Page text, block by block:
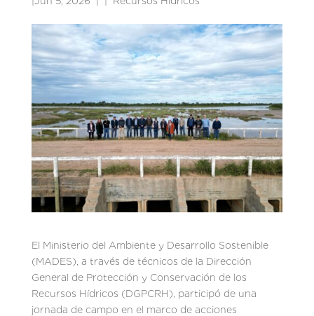
El Ministerio del Ambiente y Desarrollo Sostenible
(MADES), a través de técnicos de la Dirección
General de Protección y Conservación de los
Recursos Hídricos (DGPCRH), participó de una
jornada de campo en el marco de acciones